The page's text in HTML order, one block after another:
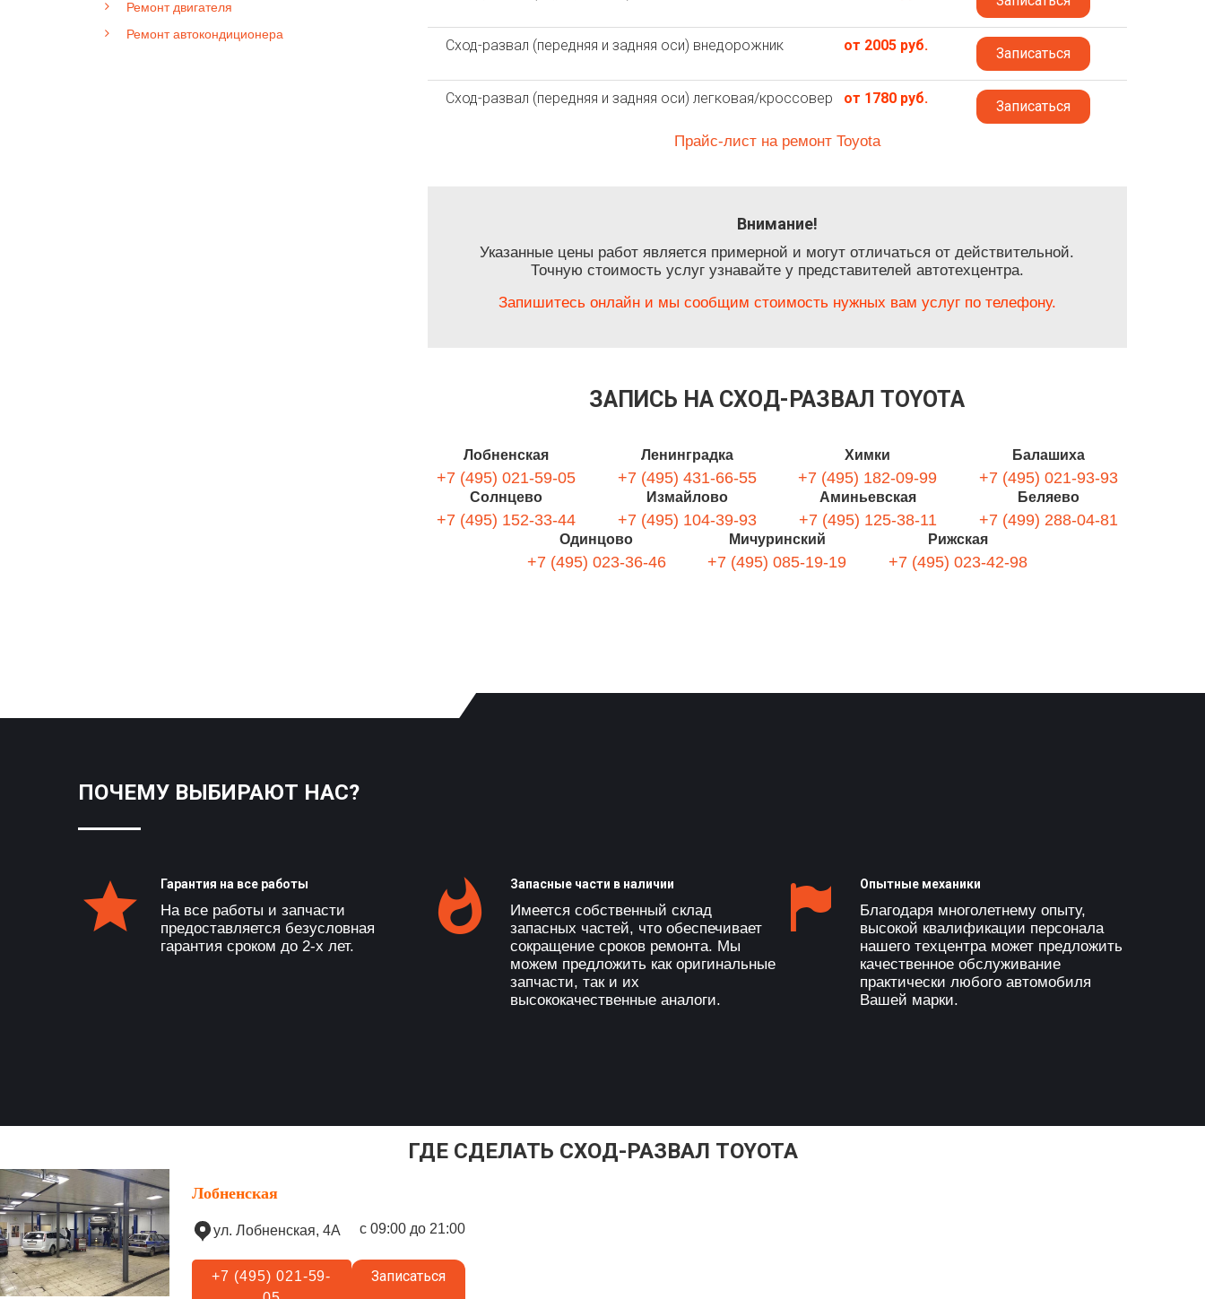
Ремонт двигателя
Ремонт автокондиционера
Сход-развал (передняя и задняя оси) внедорожник от 2005 руб. Записаться
Сход-развал (передняя и задняя оси) легковая/кроссовер от 1780 руб. Записаться
Прайс-лист на ремонт Toyota
Внимание!
Указанные цены работ является примерной и могут отличаться от действительной.
Точную стоимость услуг узнавайте у представителей автотехцентра.
Запишитесь онлайн и мы сообщим стоимость нужных вам услуг по телефону.
ЗАПИСЬ НА СХОД-РАЗВАЛ TOYOTA
Лобненская
+7 (495) 021-59-05
Ленинградка
+7 (495) 431-66-55
Химки
+7 (495) 182-09-99
Балашиха
+7 (495) 021-93-93
Солнцево
+7 (495) 152-33-44
Измайлово
+7 (495) 104-39-93
Аминьевская
+7 (495) 125-38-11
Беляево
+7 (499) 288-04-81
Одинцово
+7 (495) 023-36-46
Мичуринский
+7 (495) 085-19-19
Рижская
+7 (495) 023-42-98
ПОЧЕМУ ВЫБИРАЮТ НАС?
Гарантия на все работы
На все работы и запчасти
предоставляется безусловная
гарантия сроком до 2-х лет.
Запасные части в наличии
Имеется собственный склад
запасных частей, что обеспечивает
сокращение сроков ремонта. Мы
можем предложить как оригинальные
запчасти, так и их
высококачественные аналоги.
Опытные механики
Благодаря многолетнему опыту,
высокой квалификации персонала
нашего техцентра может предложить
качественное обслуживание
практически любого автомобиля
Вашей марки.
ГДЕ СДЕЛАТЬ СХОД-РАЗВАЛ TOYOTA
Лобненская
ул. Лобненская, 4А с 09:00 до 21:00
+7 (495) 021-59-
Записаться